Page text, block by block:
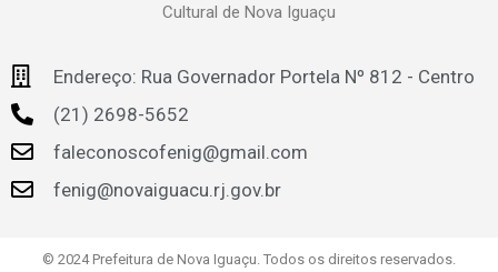
Cultural de Nova Iguaçu
Endereço: Rua Governador Portela Nº 812 - Centro
(21) 2698-5652
faleconoscofenig@gmail.com
fenig@novaiguacu.rj.gov.br
© 2024 Prefeitura de Nova Iguaçu. Todos os direitos reservados.